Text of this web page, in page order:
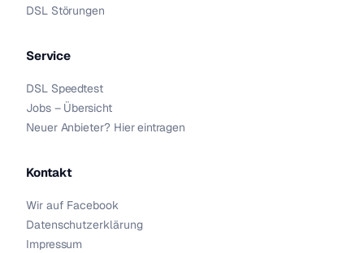
DSL Störungen
Service
DSL Speedtest
Jobs – Übersicht
Neuer Anbieter? Hier eintragen
Kontakt
Wir auf Facebook
Datenschutzerklärung
Impressum